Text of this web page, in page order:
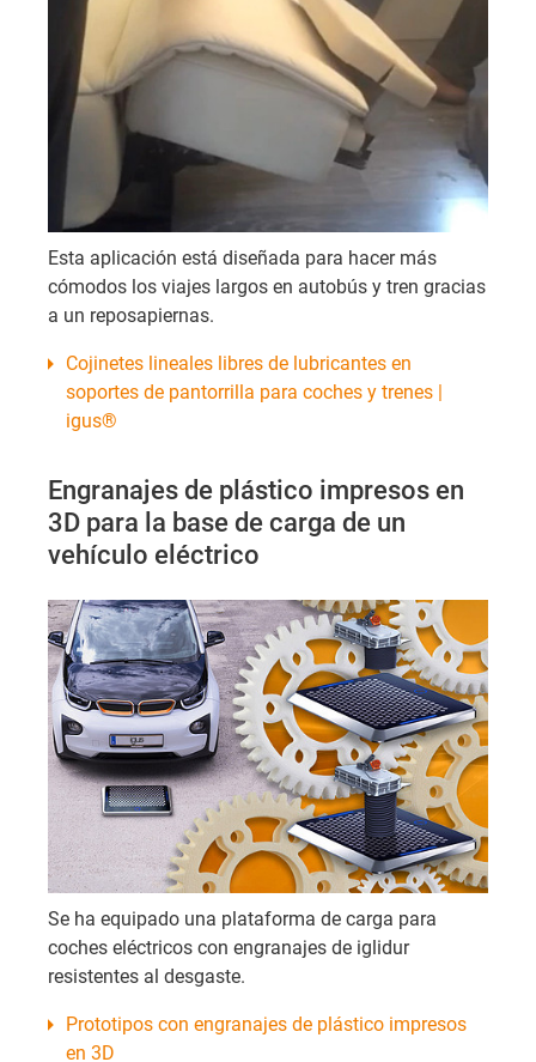
Esta aplicación está diseñada para hacer más
cómodos los viajes largos en autobús y tren gracias
a un reposapiernas.
Cojinetes lineales libres de lubricantes en
soportes de pantorrilla para coches y trenes |
igus®
Engranajes de plástico impresos en
3D para la base de carga de un
vehículo eléctrico
Se ha equipado una plataforma de carga para
coches eléctricos con engranajes de iglidur
resistentes al desgaste.
Prototipos con engranajes de plástico impresos
en 3D